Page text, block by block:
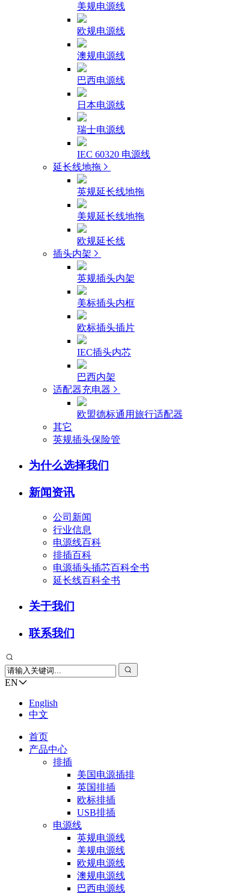
美规电源线
欧规电源线
澳规电源线
巴西电源线
日本电源线
瑞士电源线
IEC 60320 电源线
延长线地拖
英规延长线地拖
美规延长线地拖
欧规延长线
插头内架
英规插头内架
美标插头内框
欧标插头插片
IEC插头内芯
巴西内架
适配器充电器
欧盟德标通用旅行适配器
其它
英规插头保险管
为什么选择我们
新闻资讯
公司新闻
行业信息
电源线百科
排插百科
电源插头插芯百科全书
延长线百科全书
关于我们
联系我们
EN
English
中文
首页
产品中心
排插
美国电源插排
英国排插
欧标排插
USB排插
电源线
英规电源线
美规电源线
欧规电源线
澳规电源线
巴西电源线